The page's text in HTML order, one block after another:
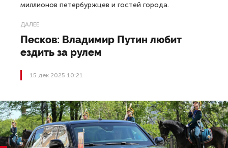
миллионов петербуржцев и гостей города.
ДАЛЕЕ
Песков: Владимир Путин любит
ездить за рулем
15 дек 2025 10:21